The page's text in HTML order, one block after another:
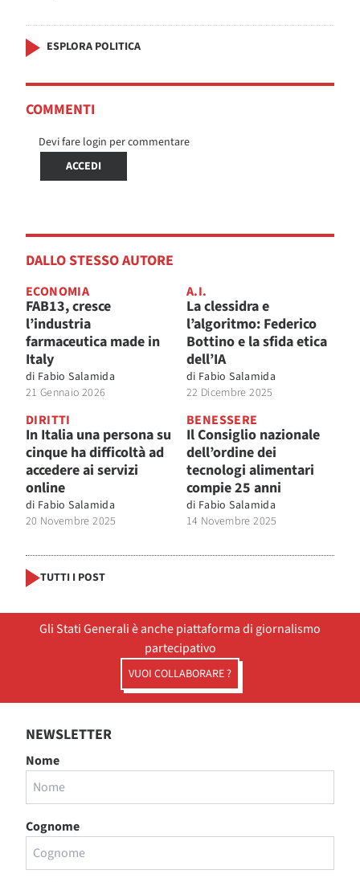
ESPLORA POLITICA
COMMENTI
Devi fare login per commentare
ACCEDI
DALLO STESSO AUTORE
ECONOMIA
FAB13, cresce
l’industria
farmaceutica made in
Italy
di Fabio Salamida
21 Gennaio 2026
A.I.
La clessidra e
l’algoritmo: Federico
Bottino e la sfida etica
dell’IA
di Fabio Salamida
22 Dicembre 2025
DIRITTI
In Italia una persona su
cinque ha difficoltà ad
accedere ai servizi
online
di Fabio Salamida
20 Novembre 2025
BENESSERE
Il Consiglio nazionale
dell’ordine dei
tecnologi alimentari
compie 25 anni
di Fabio Salamida
14 Novembre 2025
TUTTI I POST
Gli Stati Generali è anche piattaforma di giornalismo
partecipativo
VUOI COLLABORARE ?
NEWSLETTER
Nome
Cognome